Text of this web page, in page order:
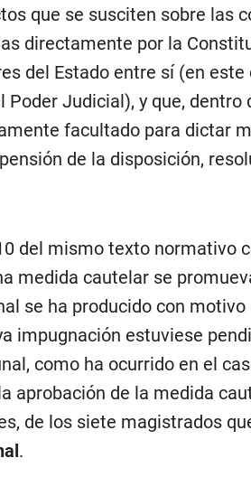
que se susciten sobre las
directamente por la
del Estado entre sí (en este
Poder Judicial), y que, dentro
facultado para dictar
de la disposición,
del mismo texto normativo
medida cautelar se
se ha producido con motivo
impugnación estuviese
como ha ocurrido en el
aprobación de la medida
de los siete magistrados
.